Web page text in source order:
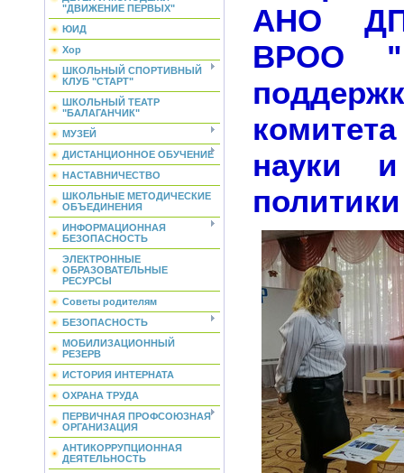
"ДВИЖЕНИЕ ПЕРВЫХ"
ЮИД
Хор
ШКОЛЬНЫЙ СПОРТИВНЫЙ
КЛУБ "СТАРТ"
ШКОЛЬНЫЙ ТЕАТР
"БАЛАГАНЧИК"
МУЗЕЙ
ДИСТАНЦИОННОЕ ОБУЧЕНИЕ
НАСТАВНИЧЕСТВО
ШКОЛЬНЫЕ МЕТОДИЧЕСКИЕ
ОБЪЕДИНЕНИЯ
ИНФОРМАЦИОННАЯ
БЕЗОПАСНОСТЬ
ЭЛЕКТРОННЫЕ
ОБРАЗОВАТЕЛЬНЫЕ
РЕСУРСЫ
Советы родителям
БЕЗОПАСНОСТЬ
МОБИЛИЗАЦИОННЫЙ
РЕЗЕРВ
ИСТОРИЯ ИНТЕРНАТА
ОХРАНА ТРУДА
ПЕРВИЧНАЯ ПРОФСОЮЗНАЯ
ОРГАНИЗАЦИЯ
АНТИКОРРУПЦИОННАЯ
ДЕЯТЕЛЬНОСТЬ
АНО
ВРОО
комитета
науки